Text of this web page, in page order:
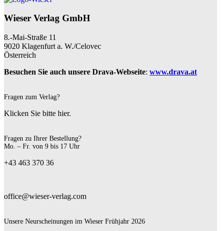
Wieser Verlag GmbH
8.-Mai-Straße 11
9020 Klagenfurt a. W./Celovec
Österreich
Besuchen Sie auch unsere Drava-Webseite: www.drava.at
Fragen zum Verlag?
Klicken Sie bitte hier.
Fragen zu Ihrer Bestellung?
Mo. – Fr. von 9 bis 17 Uhr
+43 463 370 36
office@wieser-verlag.com
Unsere Neurscheinungen im Wieser Frühjahr 2026